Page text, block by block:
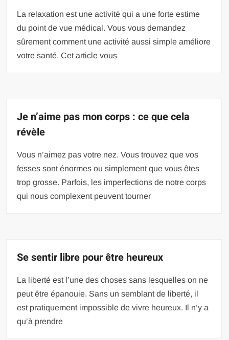
La relaxation est une activité qui a une forte estime
du point de vue médical. Vous vous demandez
sûrement comment une activité aussi simple améliore
votre santé. Cet article vous
Je n’aime pas mon corps : ce que cela
révèle
Vous n’aimez pas votre nez. Vous trouvez que vos
fesses sont énormes ou simplement que vous êtes
trop grosse. Parfois, les imperfections de notre corps
qui nous complexent peuvent tourner
Se sentir libre pour être heureux
La liberté est l’une des choses sans lesquelles on ne
peut être épanouie. Sans un semblant de liberté, il
est pratiquement impossible de vivre heureux. Il n’y a
qu’à prendre